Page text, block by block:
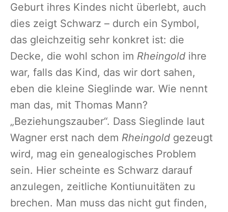
Geburt ihres Kindes nicht überlebt, auch
dies zeigt Schwarz – durch ein Symbol,
das gleichzeitig sehr konkret ist: die
Decke, die wohl schon im Rheingold ihre
war, falls das Kind, das wir dort sahen,
eben die kleine Sieglinde war. Wie nennt
man das, mit Thomas Mann?
„Beziehungszauber“. Dass Sieglinde laut
Wagner erst nach dem Rheingold gezeugt
wird, mag ein genealogisches Problem
sein. Hier scheinte es Schwarz darauf
anzulegen, zeitliche Kontiunuitäten zu
brechen. Man muss das nicht gut finden,